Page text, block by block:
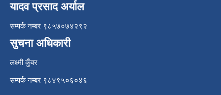
यादव प्रसाद अर्याल
सम्पर्क नम्बर ९८५७०७४२९२
सुचना अधिकारी
लक्ष्मी कुँवर
सम्पर्क नम्बर ९८४९५०६०४६